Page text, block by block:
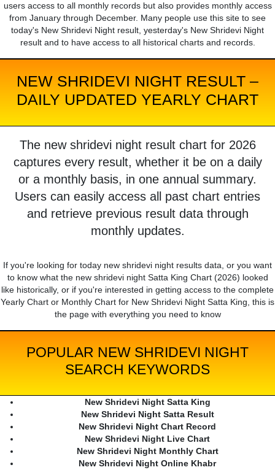
users access to all monthly records but also provides monthly access
from January through December. Many people use this site to see
today's New Shridevi Night result, yesterday's New Shridevi Night
result and to have access to all historical charts and records.
NEW SHRIDEVI NIGHT RESULT –
DAILY UPDATED YEARLY CHART
The new shridevi night result chart for 2026
captures every result, whether it be on a daily
or a monthly basis, in one annual summary.
Users can easily access all past chart entries
and retrieve previous result data through
monthly updates.
If you're looking for today new shridevi night results data, or you want
to know what the new shridevi night Satta King Chart (2026) looked
like historically, or if you're interested in getting access to the complete
Yearly Chart or Monthly Chart for New Shridevi Night Satta King, this is
the page with everything you need to know
POPULAR NEW SHRIDEVI NIGHT
SEARCH KEYWORDS
New Shridevi Night Satta King
New Shridevi Night Satta Result
New Shridevi Night Chart Record
New Shridevi Night Live Chart
New Shridevi Night Monthly Chart
New Shridevi Night Online Khabr